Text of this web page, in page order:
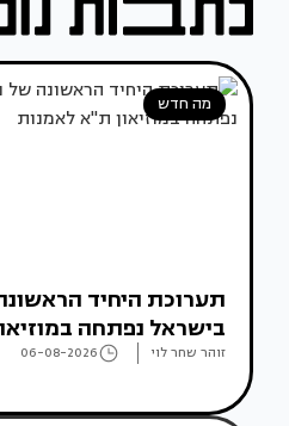
מה חדש
תערוכת היחיד
בישראל נפתחה
זוהר שחר לוי 06-08-2026